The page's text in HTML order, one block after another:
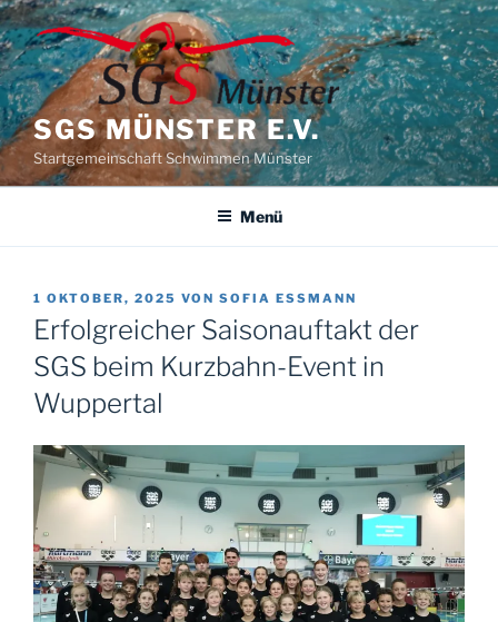
Zum
Inhalt
springen
SGS MÜNSTER E.V.
Startgemeinschaft Schwimmen Münster
Menü
VERÖFFENTLICHT
AM
1 OKTOBER, 2025 VON SOFIA ESSMANN
Erfolgreicher Saisonauftakt der
SGS beim Kurzbahn-Event in
Wuppertal